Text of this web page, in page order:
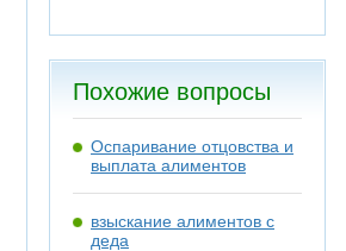
Похожие вопросы
Оспаривание отцовства и
выплата алиментов
взыскание алиментов с
деда